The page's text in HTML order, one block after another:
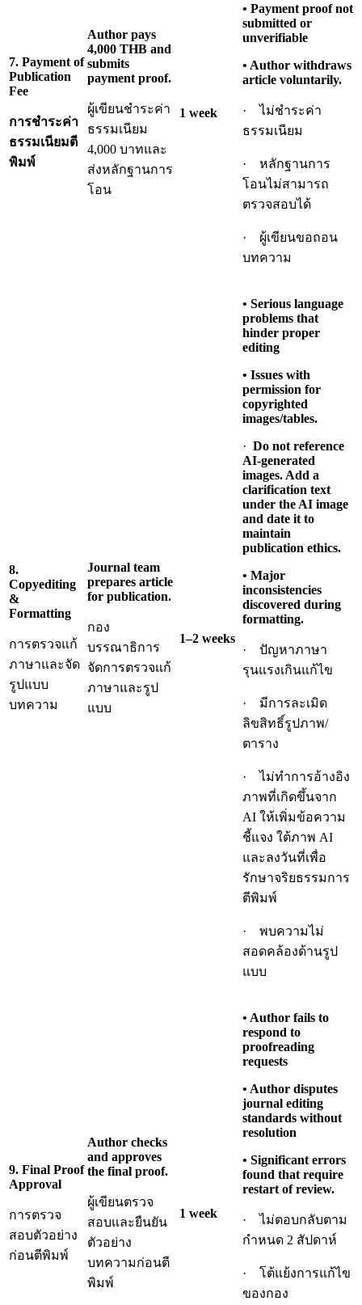
7. Payment of
Publication
Fee
การชำระค่า
ธรรมเนียมตี
พิมพ์
Author pays
4,000 THB and
submits
payment proof.
ผู้เขียนชำระค่า
ธรรมเนียม
4,000 บาทและ
ส่งหลักฐานการ
โอน
1 week
• Payment proof not
submitted or
unverifiable
• Author withdraws
article voluntarily.
· ไม่ชำระค่า
ธรรมเนียม
· หลักฐานการ
โอนไม่สามารถ
ตรวจสอบได้
· ผู้เขียนขอถอน
บทความ
8.
Copyediting
&
Formatting
การตรวจแก้
ภาษาและจัด
รูปแบบ
บทความ
Journal team
prepares article
for publication.
กอง
บรรณาธิการ
จัดการตรวจแก้
ภาษาและรูป
แบบ
1–2 weeks
• Serious language
problems that
hinder proper
editing
• Issues with
permission for
copyrighted
images/tables.
· Do not reference
AI-generated
images. Add a
clarification text
under the AI image
and date it to
maintain
publication ethics.
• Major
inconsistencies
discovered during
formatting.
· ปัญหาภาษา
รุนแรงเกินแก้ไข
· มีการละเมิด
ลิขสิทธิ์รูปภาพ/
ตาราง
· ไม่ทำการอ้างอิง
ภาพที่เกิดขึ้นจาก
AI ให้เพิ่มข้อความ
ชี้แจง ใต้ภาพ AI
และลงวันที่เพื่อ
รักษาจริยธรรมการ
ตีพิมพ์
· พบความไม่
สอดคล้องด้านรูป
แบบ
9. Final Proof
Approval
การตรวจ
สอบตัวอย่าง
ก่อนตีพิมพ์
Author checks
and approves
the final proof.
ผู้เขียนตรวจ
สอบและยืนยัน
ตัวอย่าง
บทความก่อนตี
พิมพ์
1 week
• Author fails to
respond to
proofreading
requests
• Author disputes
journal editing
standards without
resolution
• Significant errors
found that require
restart of review.
· ไม่ตอบกลับตาม
กำหนด 2 สัปดาห์
· โต้แย้งการแก้ไข
ของกอง